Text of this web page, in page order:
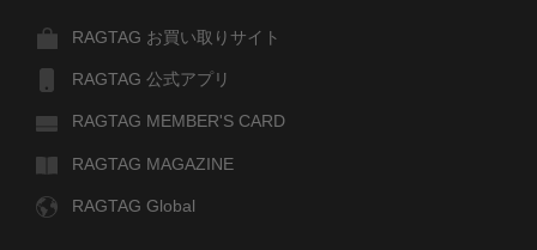
RAGTAG お買い取りサイト
RAGTAG 公式アプリ
RAGTAG MEMBER'S CARD
RAGTAG MAGAZINE
RAGTAG Global